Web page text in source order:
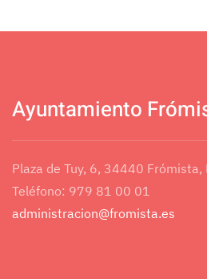
Ayuntamiento
Plaza de Tuy, 6, 34440 Frómista,
Teléfono: 979 81 00 01
administracion@fromista.es